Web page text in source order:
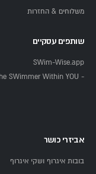
משלוחים & החזרות
שותפים עסקיים
SWim-Wise.app
- The SWimmer Within YOU
אביזרי כושר
בובות איגרוף ושקי איגרוף